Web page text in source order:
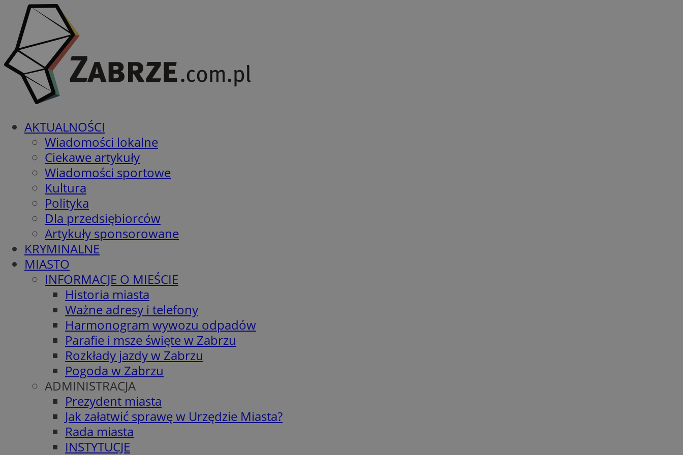
AKTUALNOŚCI
Wiadomości lokalne
Ciekawe artykuły
Wiadomości sportowe
Kultura
Polityka
Dla przedsiębiorców
Artykuły sponsorowane
KRYMINALNE
MIASTO
INFORMACJE O MIEŚCIE
Historia miasta
Ważne adresy i telefony
Harmonogram wywozu odpadów
Parafie i msze święte w Zabrzu
Rozkłady jazdy w Zabrzu
Pogoda w Zabrzu
ADMINISTRACJA
Prezydent miasta
Jak załatwić sprawę w Urzędzie Miasta?
Rada miasta
INSTYTUCJE